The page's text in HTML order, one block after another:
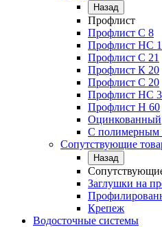
Назад
Профлист
Профлист С 8
Профлист НС
Профлист C 21
Профлист К 20
Профлист С 20
Профлист НС
Профлист Н 60
Оцинкованный
С полимерным
Сопутствующие
Назад
Заглушки на
Крепеж
Водосточные системы